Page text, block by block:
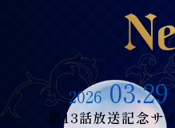
2026 03.29
第13話放送記念サイ